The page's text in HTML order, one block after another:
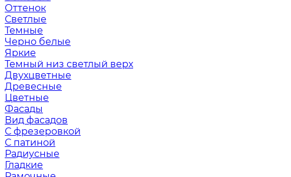
Оттенок
Светлые
Темные
Черно белые
Яркие
Темный низ светлый верх
Двухцветные
Древесные
Цветные
Фасады
Вид фасадов
С фрезеровкой
С патиной
Радиусные
Гладкие